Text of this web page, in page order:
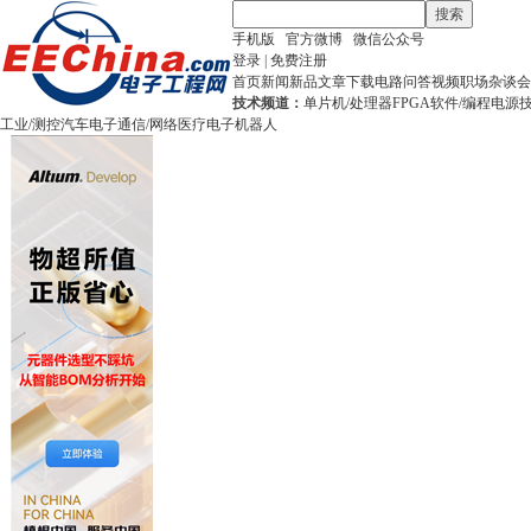
搜索
手机版
官方微博
微信公众号
登录 免费注册
首页新闻新品文章下载电路问答视频职场杂谈
技术频道： 单片机/处理器FPGA软件/编程电源
工业/测控汽车电子通信/网络医疗电子机器人